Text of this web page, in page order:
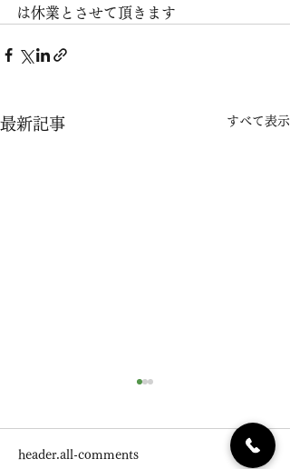
は休業とさせて頂きます
最新記事 すべて表示
らせ
header.all-comments